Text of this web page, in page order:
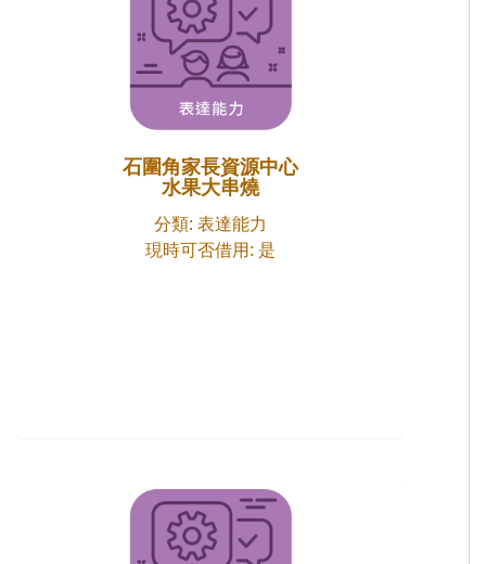
石圍角家長資源中心
水果大串燒
分類: 表達能力
現時可否借用: 是